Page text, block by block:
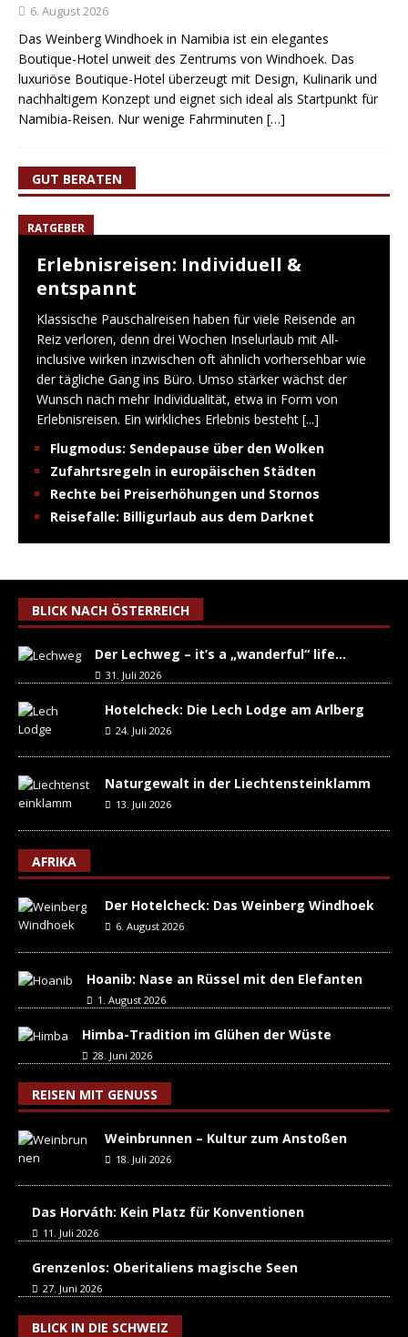
6. August 2026
Das Weinberg Windhoek in Namibia ist ein elegantes
Boutique-Hotel unweit des Zentrums von Windhoek. Das
luxuriöse Boutique-Hotel überzeugt mit Design, Kulinarik und
nachhaltigem Konzept und eignet sich ideal als Startpunkt für
Namibia-Reisen. Nur wenige Fahrminuten […]
GUT BERATEN
RATGEBER
Erlebnisreisen: Individuell &
entspannt
Klassische Pauschalreisen haben für viele Reisende an
Reiz verloren, denn drei Wochen Inselurlaub mit All-
inclusive wirken inzwischen oft ähnlich vorhersehbar wie
der tägliche Gang ins Büro. Umso stärker wächst der
Wunsch nach mehr Individualität, etwa in Form von
Erlebnisreisen. Ein wirkliches Erlebnis besteht [...]
Flugmodus: Sendepause über den Wolken
Zufahrtsregeln in europäischen Städten
Rechte bei Preiserhöhungen und Stornos
Reisefalle: Billigurlaub aus dem Darknet
BLICK NACH ÖSTERREICH
Der Lechweg – it’s a „wanderful“ life…
31. Juli 2026
Hotelcheck: Die Lech Lodge am Arlberg
24. Juli 2026
Naturgewalt in der Liechtensteinklamm
13. Juli 2026
AFRIKA
Der Hotelcheck: Das Weinberg Windhoek
6. August 2026
Hoanib: Nase an Rüssel mit den Elefanten
1. August 2026
Himba-Tradition im Glühen der Wüste
28. Juni 2026
REISEN MIT GENUSS
Weinbrunnen – Kultur zum Anstoßen
18. Juli 2026
Das Horváth: Kein Platz für Konventionen
11. Juli 2026
Grenzenlos: Oberitaliens magische Seen
27. Juni 2026
BLICK IN DIE SCHWEIZ